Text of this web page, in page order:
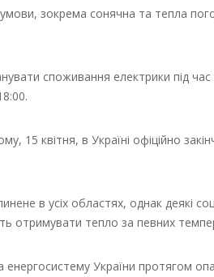
умови, зокрема сонячна та тепла
споживання електрики під
15 квітня, в Україні офіційно
в усіх областях, однак деякі
отримувати тепло за певних
енергосистему України протягом